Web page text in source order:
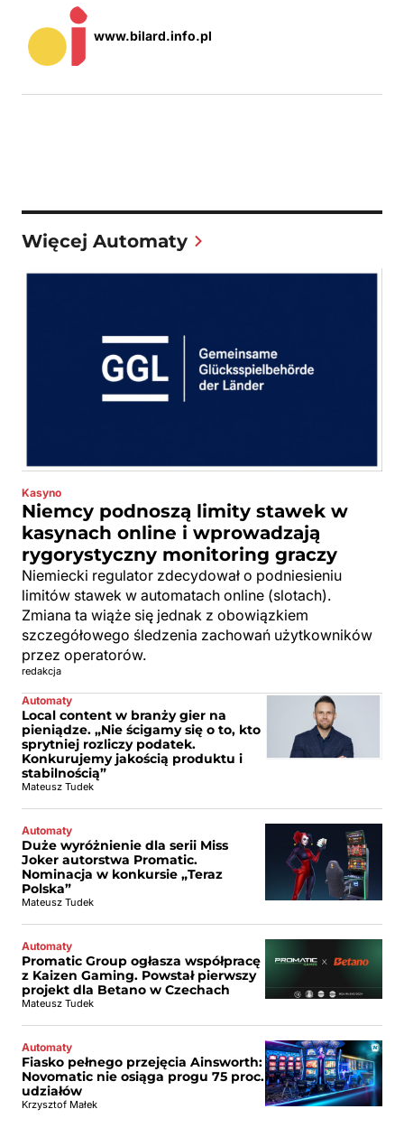
www.bilard.info.pl
Więcej Automaty
Kasyno
Niemcy podnoszą limity stawek w
kasynach online i wprowadzają
rygorystyczny monitoring graczy
Niemiecki regulator zdecydował o podniesieniu
limitów stawek w automatach online (slotach).
Zmiana ta wiąże się jednak z obowiązkiem
szczegółowego śledzenia zachowań użytkowników
przez operatorów.
redakcja
Automaty
Local content w branży gier na
pieniądze. „Nie ścigamy się o to, kto
sprytniej rozliczy podatek.
Konkurujemy jakością produktu i
stabilnością”
Mateusz Tudek
Automaty
Duże wyróżnienie dla serii Miss
Joker autorstwa Promatic.
Nominacja w konkursie „Teraz
Polska”
Mateusz Tudek
Automaty
Promatic Group ogłasza współpracę
z Kaizen Gaming. Powstał pierwszy
projekt dla Betano w Czechach
Mateusz Tudek
Automaty
Fiasko pełnego przejęcia Ainsworth:
Novomatic nie osiąga progu 75 proc.
udziałów
Krzysztof Małek